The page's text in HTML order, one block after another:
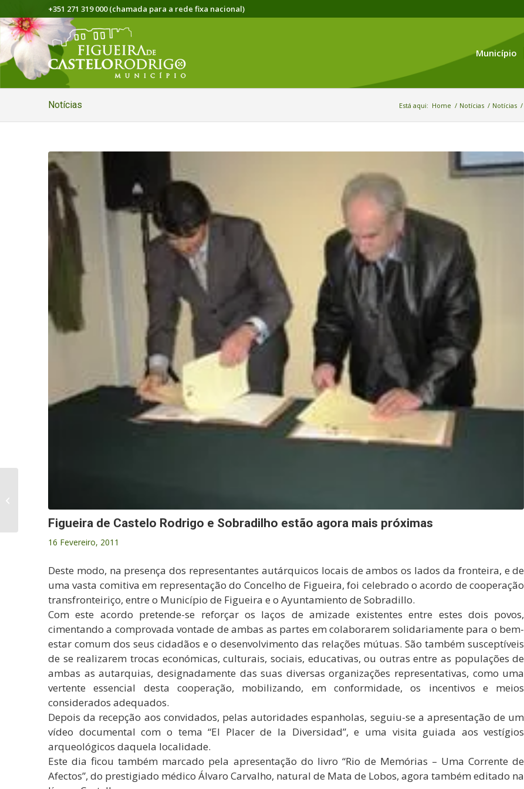
+351 271 319 000 (chamada para a rede fixa nacional)
Município
Notícias Está aqui: Home / Notícias / Notícias /
Figueira de Castelo Rodrigo e Sobradilho estão agora mais próximas
16 Fevereiro, 2011
Deste modo, na presença dos representantes autárquicos locais de ambos os lados da fronteira, e de
uma vasta comitiva em representação do Concelho de Figueira, foi celebrado o acordo de cooperação
transfronteiriço, entre o Município de Figueira e o Ayuntamiento de Sobradillo.
Com este acordo pretende-se reforçar os laços de amizade existentes entre estes dois povos,
cimentando a comprovada vontade de ambas as partes em colaborarem solidariamente para o bem-
estar comum dos seus cidadãos e o desenvolvimento das relações mútuas. São também susceptíveis
de se realizarem trocas económicas, culturais, sociais, educativas, ou outras entre as populações de
ambas as autarquias, designadamente das suas diversas organizações representativas, como uma
vertente essencial desta cooperação, mobilizando, em conformidade, os incentivos e meios
considerados adequados.
Depois da recepção aos convidados, pelas autoridades espanholas, seguiu-se a apresentação de um
vídeo documental com o tema “El Placer de la Diversidad”, e uma visita guiada aos vestígios
arqueológicos daquela localidade.
Este dia ficou também marcado pela apresentação do livro “Rio de Memórias – Uma Corrente de
Afectos”, do prestigiado médico Álvaro Carvalho, natural de Mata de Lobos, agora também editado na
Projecto “A Minha Rua”